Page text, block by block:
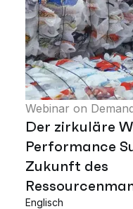
Webinar on
Der zirkuläre
Performance
Zukunft des
Englisch